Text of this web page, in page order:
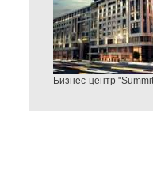
Бизнес-центр